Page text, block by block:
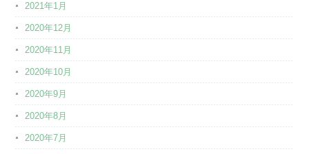
2021年1月
2020年12月
2020年11月
2020年10月
2020年9月
2020年8月
2020年7月